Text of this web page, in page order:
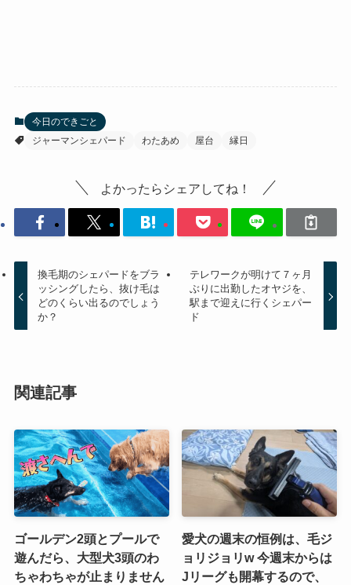
今日のできごと
ジャーマンシェパード
わたあめ 屋台 縁日
よかったらシェアしてね！
換毛期のシェパードをブラ
ッシングしたら、抜け毛は
どのくらい出るのでしょう
か？
テレワークが明けて７ヶ月
ぶりに出勤したオヤジを、
駅まで迎えに行くシェパー
ド
関連記事
ゴールデン2頭とプールで
遊んだら、大型犬3頭のわ
ちゃわちゃが止まりません
愛犬の週末の恒例は、毛ジ
ョリジョリw 今週末からは
Jリーグも開幕するので、